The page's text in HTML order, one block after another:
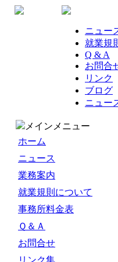
ニュー
就業規
Q & A
お問合
リンク
ブログ
ニュー
メインメニュー
ホーム
ニュース
業務案内
就業規則について
事務所料金表
Ｑ＆Ａ
お問合せ
リンク集